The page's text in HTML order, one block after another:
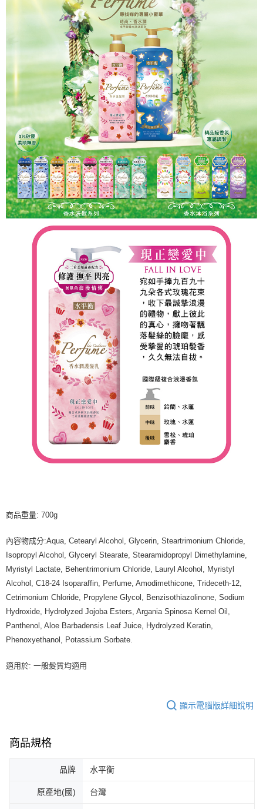
商品重量: 700g
內容物成分:Aqua, Cetearyl Alcohol, Glycerin, Steartrimonium Chloride,
Isopropyl Alcohol, Glyceryl Stearate, Stearamidopropyl Dimethylamine,
Myristyl Lactate, Behentrimonium Chloride, Lauryl Alcohol, Myristyl
Alcohol, C18-24 Isoparaffin, Perfume, Amodimethicone, Trideceth-12,
Cetrimonium Chloride, Propylene Glycol, Benzisothiazolinone, Sodium
Hydroxide, Hydrolyzed Jojoba Esters, Argania Spinosa Kernel Oil,
Panthenol, Aloe Barbadensis Leaf Juice, Hydrolyzed Keratin,
Phenoxyethanol, Potassium Sorbate.
適用於: 一般髮質均適用
顯示電腦版詳細說明
商品規格
品牌 水平衡
原產地(國) 台灣